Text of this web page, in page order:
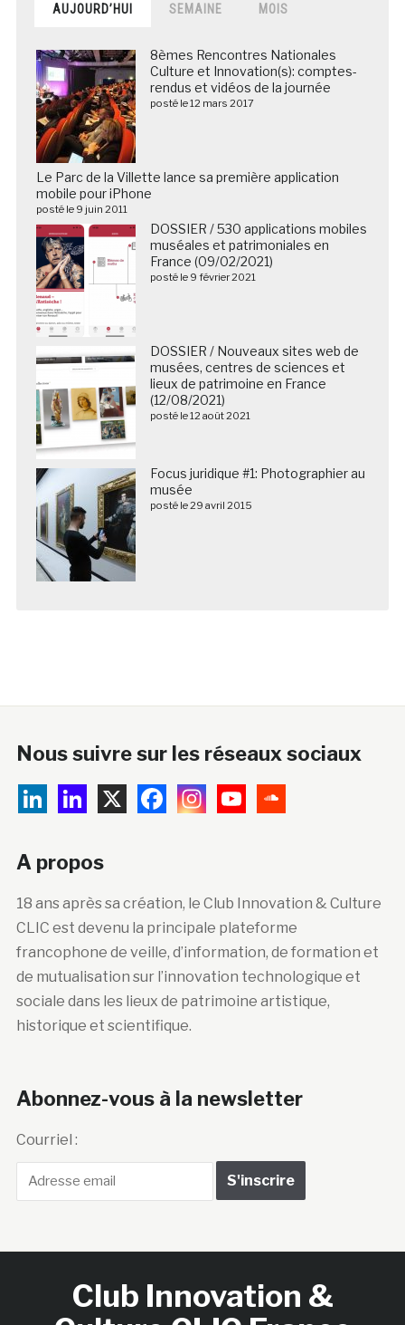
AUJOURD’HUI SEMAINE MOIS
8èmes Rencontres Nationales
Culture et Innovation(s): comptes-
rendus et vidéos de la journée
posté le 12 mars 2017
Le Parc de la Villette lance sa première application
mobile pour iPhone
posté le 9 juin 2011
DOSSIER / 530 applications mobiles
muséales et patrimoniales en
France (09/02/2021)
posté le 9 février 2021
DOSSIER / Nouveaux sites web de
musées, centres de sciences et
lieux de patrimoine en France
(12/08/2021)
posté le 12 août 2021
Focus juridique #1: Photographier au
musée
posté le 29 avril 2015
Nous suivre sur les réseaux sociaux
A propos
18 ans après sa création, le Club Innovation & Culture
CLIC est devenu la principale plateforme
francophone de veille, d’information, de formation et
de mutualisation sur l’innovation technologique et
sociale dans les lieux de patrimoine artistique,
historique et scientifique.
Abonnez-vous à la newsletter
Courriel :
Club Innovation &